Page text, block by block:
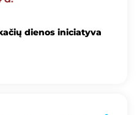
dienos iniciatyva